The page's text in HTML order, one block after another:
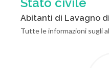
Abitanti di Lavagno
Tutte le informazioni sugli